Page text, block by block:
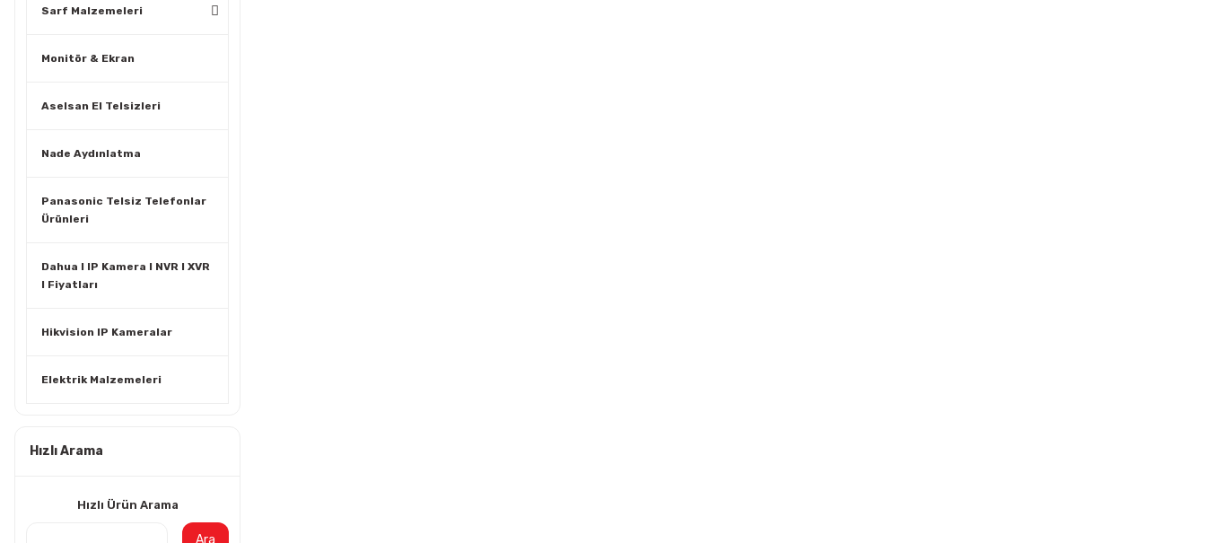
Sarf Malzemeleri
Monitör & Ekran
Aselsan El Telsizleri
Nade Aydınlatma
Panasonic Telsiz Telefonlar
Ürünleri
Dahua I IP Kamera I NVR I XVR
I Fiyatları
Hikvision IP Kameralar
Elektrik Malzemeleri
Hızlı Arama
Hızlı Ürün Arama
Ara